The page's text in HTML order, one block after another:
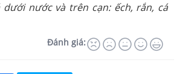
nước và trên cạn: ếch, rắn, cá
Đánh giá: